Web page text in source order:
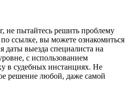
не пытайтесь решить проблему
ссылке, вы можете ознакомиться
даты выезда специалиста на
с использованием
в судебных инстанциях. Не
решение любой, даже самой